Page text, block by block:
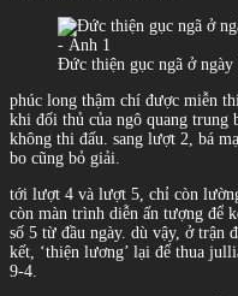
Đức thiện gục ngã ở
phúc long thậm chí được miễn
khi đối thủ của ngô quang trung
không thi đấu. sang lượt 2, bá
bo cũng bỏ giải.
tới lượt 4 và lượt 5, chỉ còn
còn màn trình diễn ấn tượng để
số 5 từ đầu ngày. dù vậy, ở trận
kết, ‘thiện lương’ lại để thua
9-4.